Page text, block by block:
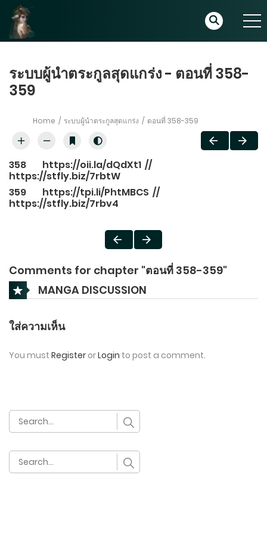
ระบบผู้นำตระกูลสุดแกร่ง - ตอนที่ 358-
359
Home ระบบผู้นำตระกูลสุดแกร่ง ตอนที่ 358-359
358 https://oii.la/dQdXt1 //
https://stfly.biz/7rbtW
359 https://tpi.li/PhtMBCS //
https://stfly.biz/7rbv4
Comments for chapter "ตอนที่ 358-359"
MANGA DISCUSSION
ใส่ความเห็น
You must Register orLogin to post a comment.